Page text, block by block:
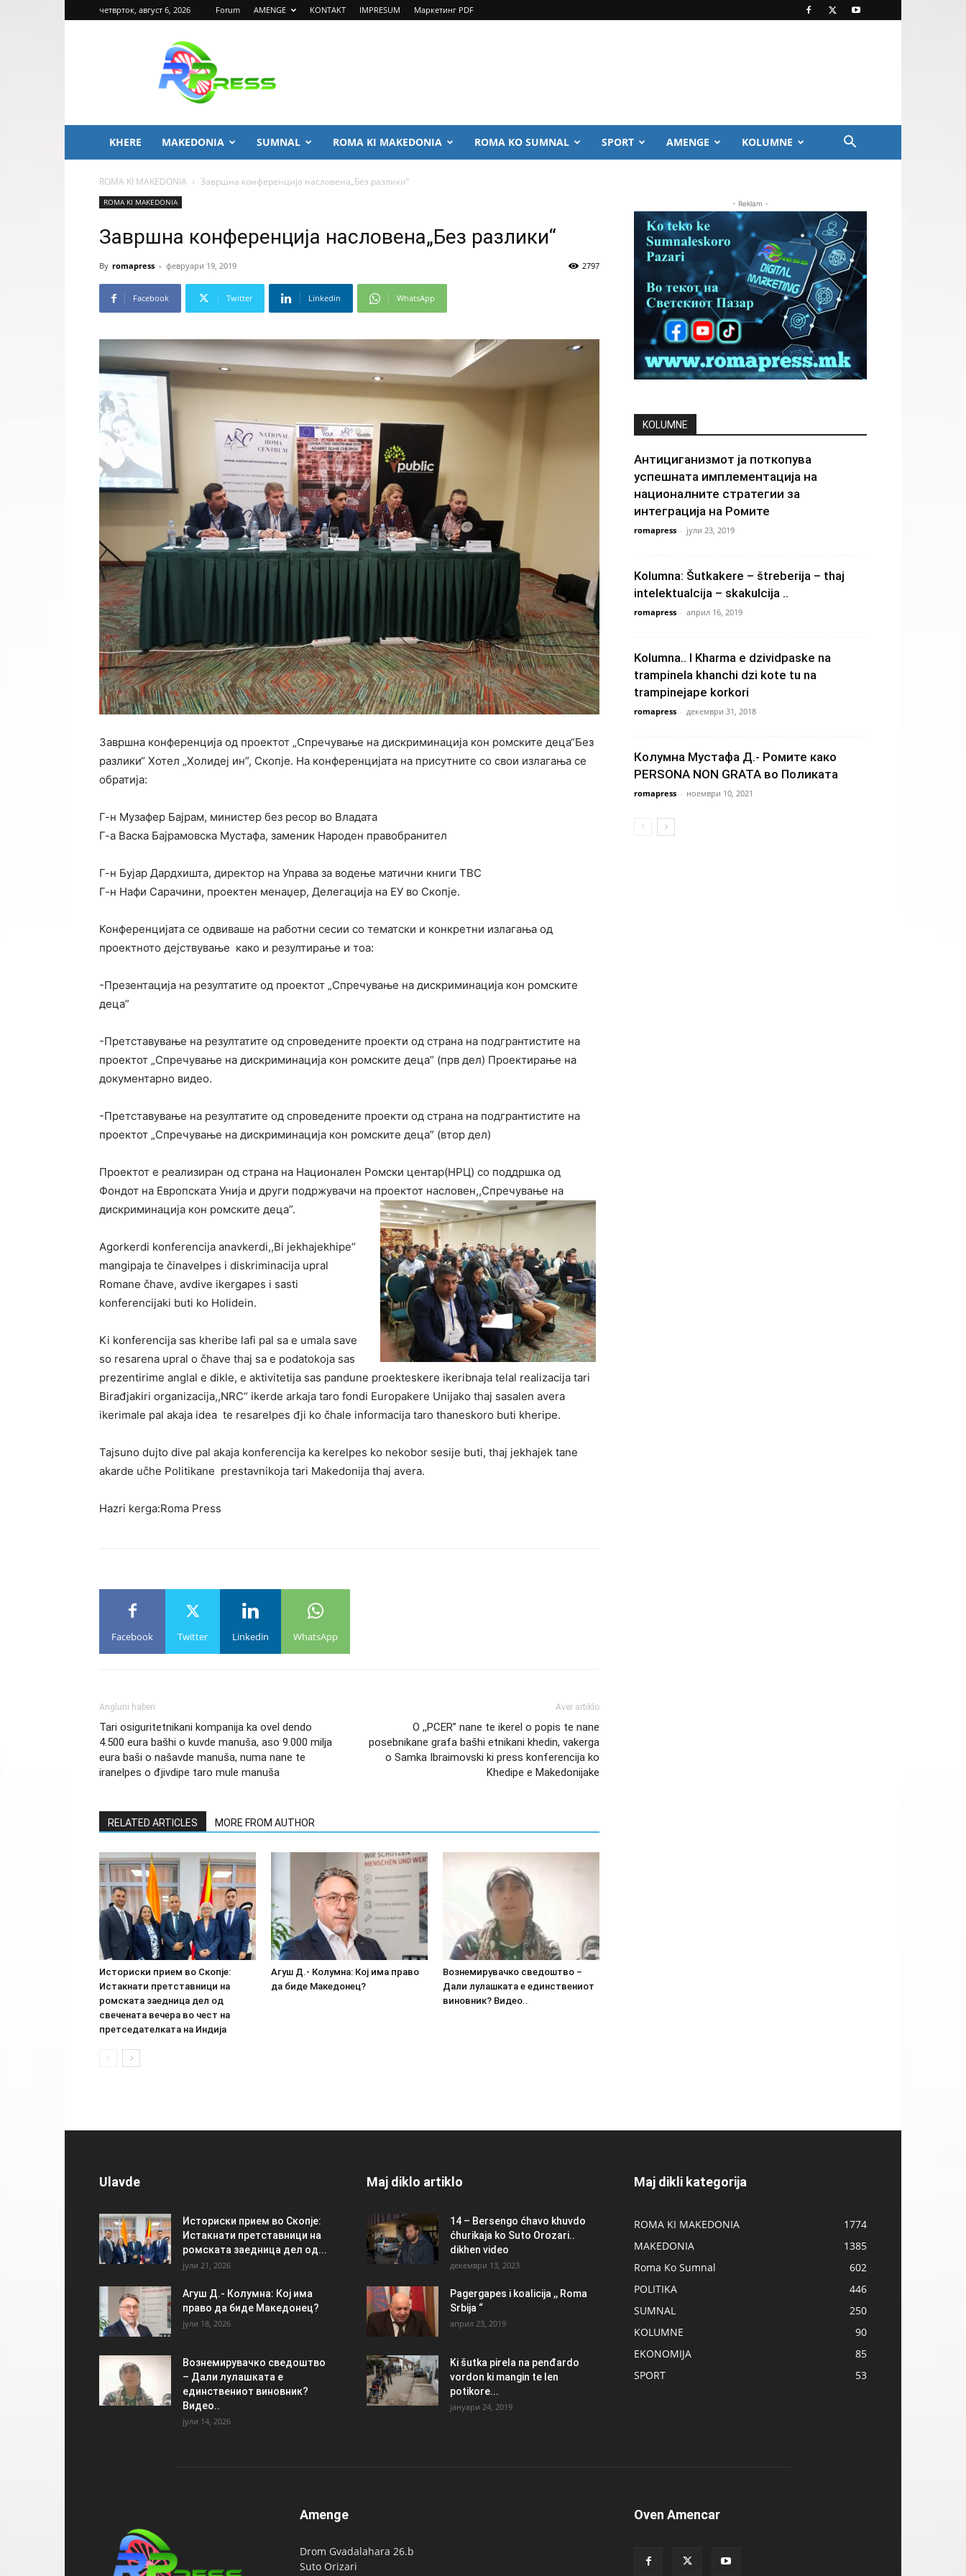
четврток, август 6, 2026 Forum AMENGE KONTAKT IMPRESUM Маркетинг PDF
PRESS
KHERE MAKEDONIA SUMNAL ROMA KI MAKEDONIA ROMA KO SUMNAL SPORT AMENGE KOLUMNE
ROMA KI MAKEDONIA Завршна конференција насловена„Без разлики“
ROMA KI MAKEDONIA
Завршна конференција насловена„Без разлики“
By romapress - февруари 19, 2019 2797
Facebook Twitter Linkedin WhatsApp
Завршна конференција од проектот „Спречување на дискриминација кон ромските деца“Без
разлики“ Хотел „Холидеј ин”, Скопје. На конференцијата на присутните со свои излагања се
обратија:
Г-н Музафер Бајрам, министер без ресор во Владата
Г-а Васка Бајрамовска Мустафа, заменик Народен правобранител
Г-н Бујар Дардхишта, директор на Управа за водење матични книги TBC
Г-н Нафи Сарачини, проектен менаџер, Делегација на ЕУ во Скопје.
Конференцијата се одвивашe на работни сесии со тематски и конкретни излагања од
проектното дејствување како и резултирање и тоа:
-Презентација на резултатите од проектот „Спречување на дискриминација кон ромските
деца”
-Претставување на резултатите од спроведените проекти од страна на подгрантистите на
проектот „Спречување на дискриминација кон ромските деца” (прв дел) Проектирање на
документарно видео.
-Претставување на резултатите од спроведените проекти од страна на подгрантистите на
проектот „Спречување на дискриминација кон ромските деца” (втор дел)
Проектот е реализиран од страна на Национален Ромски центар(НРЦ) со поддршка од
Фондот на Европската Унија и други подржувачи на проектот насловен,,Спречување на
дискриминација кон ромските деца”.
Agorkerdi konferencija anavkerdi,,Bi jekhajekhipe“
mangipaja te činavelpes i diskriminacija upral
Romane čhave, avdive ikergapes i sasti
konferencijaki buti ko Holidein.
Ki konferencija sas kheribe lafi pal sa e umala save
so resarena upral o čhave thaj sa e podatokoja sas
prezentirime anglal e dikle, e aktivitetija sas pandune proekteskere ikeribnaja telal realizacija tari
Birađjakiri organizacija,,NRC“ ikerde arkaja taro fondi Europakere Unijako thaj sasalen avera
ikerimale pal akaja idea te resarelpes đji ko čhale informacija taro thaneskoro buti kheripe.
Tajsuno dujto dive pal akaja konferencija ka kerelpes ko nekobor sesije buti, thaj jekhajek tane
akarde učhe Politikane prestavnikoja tari Makedonija thaj avera.
Hazri kerga:Roma Press
Facebook Twitter Linkedin WhatsApp
Angluni haberi
Tari osiguritetnikani kompanija ka ovel dendo
4.500 eura bašhi o kuvde manuša, aso 9.000 milja
eura baši o našavde manuša, numa nane te
iranelpes o đjivdipe taro mule manuša
Aver artiklo
O ,,PCER” nane te ikerel o popis te nane
posebnikane grafa bašhi etnikani khedin, vakerga
o Samka Ibraimovski ki press konferencija ko
Khedipe e Makedonijake
RELATED ARTICLES MORE FROM AUTHOR
Историски прием во Скопје:
Истакнати претставници на
ромската заедница дел од
свечената вечера во чест на
претседателката на Индија
Агуш Д.- Колумна: Кој има право
да биде Македонец?
Вознемирувачко сведоштво –
Дали лулашката е единствениот
виновник? Видео..
- Reklam -
KOLUMNE
Антициганизмот ја поткопува
успешната имплементација на
националните стратегии за
интеграција на Ромите
romapress - јули 23, 2019
Kolumna: Šutkakere – štreberija – thaj
intelektualcija – skakulcija ..
romapress - април 16, 2019
Kolumna.. I Kharma e dzividpaske na
trampinela khanchi dzi kote tu na
trampinejape korkori
romapress - декември 31, 2018
Колумна Мустафа Д.- Ромите како
PERSONA NON GRATA во Поликата
romapress - ноември 10, 2021
Ulavde
Историски прием во Скопје:
Истакнати претставници на
ромската заедница дел од...
јули 21, 2026
Агуш Д.- Колумна: Кој има
право да биде Македонец?
јули 18, 2026
Вознемирувачко сведоштво
– Дали лулашката е
единствениот виновник?
Видео..
јули 14, 2026
Maj diklo artiklo
14 – Bersengo ćhavo khuvdo
ćhurikaja ko Suto Orozari..
dikhen video
декември 13, 2023
Pagergapes i koalicija ,, Roma
Srbija “
април 23, 2019
Ki šutka pirela na penđardo
vordon ki mangin te len
potikore...
јануари 24, 2019
Maj dikli kategorija
ROMA KI MAKEDONIA
1774
MAKEDONIA
1385
Roma Ko Sumnal
602
POLITIKA
446
SUMNAL
250
KOLUMNE
90
EKONOMIJA
85
SPORT
53
Amenge
Drom Gvadalahara 26.b
Suto Orizari
Oven Amencar